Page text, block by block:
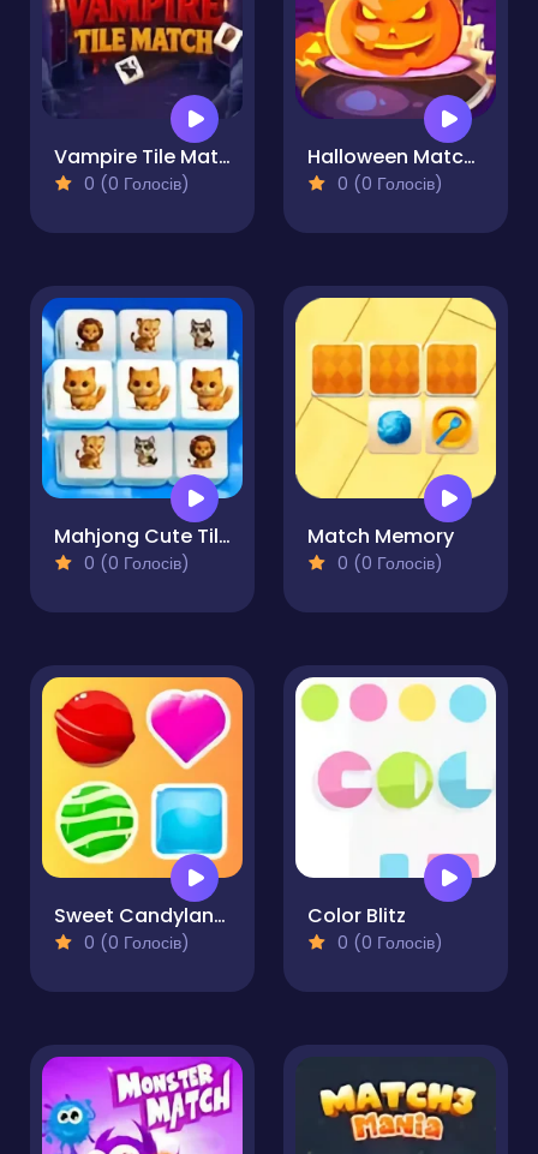
Vampire Tile Match
0 (0 Голосів)
Halloween Match 3
0 (0 Голосів)
Mahjong Cute Tiles
0 (0 Голосів)
Match Memory
0 (0 Голосів)
Sweet Candyland World
0 (0 Голосів)
Color Blitz
0 (0 Голосів)